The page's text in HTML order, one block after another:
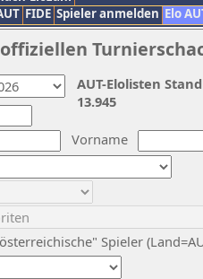
FIDE Spieler anmelden Elo
Vorname
Spieler
AUT-Elolisten
13.945